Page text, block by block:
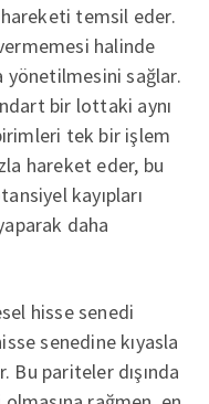
temsil eder.
halinde
yönetilmesini sağlar.
bir lottaki aynı
tek bir işlem
hareket eder, bu
kayıpları
daha
hisse senedi
senedine kıyasla
Bu pariteler dışında